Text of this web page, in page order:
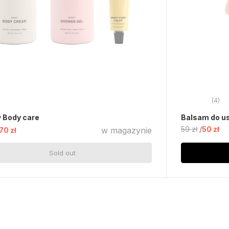
care
zł
w magazynie
Sold out
(4)
Balsam do
59 zł 50 zł